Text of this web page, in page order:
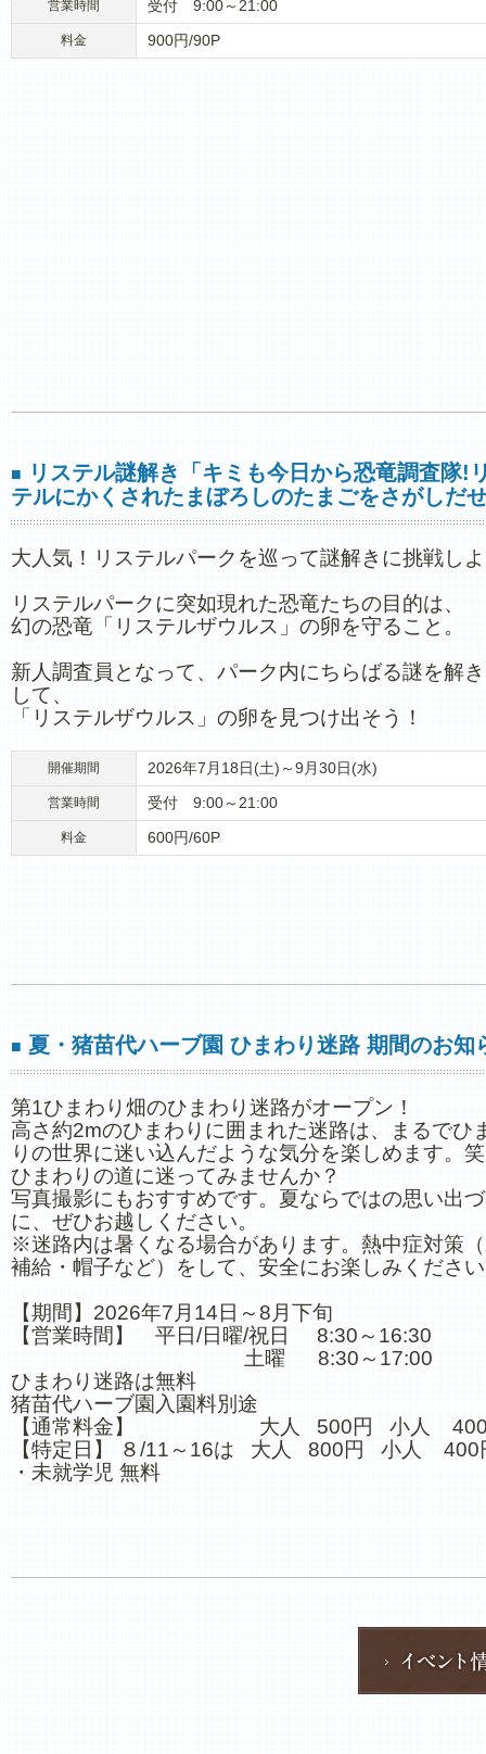
営業時間 受付 9:00～21:00
料金 900円/90P
■
リステル謎解き「キミも今日から恐竜調査隊!
テルにかくされたまぼろしのたまごをさがしだ
大人気！リステルパークを巡って謎解きに挑戦し
リステルパークに突如現れた恐竜たちの目的は、
幻の恐竜「リステルザウルス」の卵を守ること。
新人調査員となって、パーク内にちらばる謎を解
して、
「リステルザウルス」の卵を見つけ出そう！
開催期間 2026年7月18日(土)～9月30日(水)
営業時間 受付 9:00～21:00
料金 600円/60P
■ 夏・猪苗代ハーブ園 ひまわり迷路 期間のお知
第1ひまわり畑のひまわり迷路がオープン！
高さ約2mのひまわりに囲まれた迷路は、まるでひ
りの世界に迷い込んだような気分を楽しめます。
ひまわりの道に迷ってみませんか？
写真撮影にもおすすめです。夏ならではの思い出
に、ぜひお越しください。
※迷路内は暑くなる場合があります。熱中症対策
補給・帽子など）をして、安全にお楽しみくださ
【期間】2026年7月14日～8月下旬
【営業時間】 平日/日曜/祝日 8:30～16:30
土曜 8:30～17:00
ひまわり迷路は無料
猪苗代ハーブ園入園料別途
【通常料金】 大人 500円 小人 400
【特定日】 ８/11～16は 大人 800円 小人 400
・未就学児 無料